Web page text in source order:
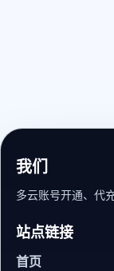
我们
多云账号开通、代
站点链接
首页